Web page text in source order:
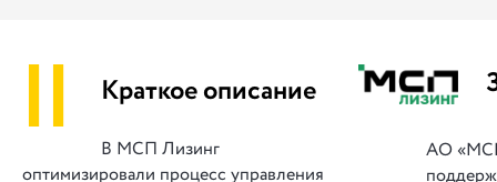
|| Краткое описание
В МСП Лизинг
оптимизировали процесс управления
АО «МСП